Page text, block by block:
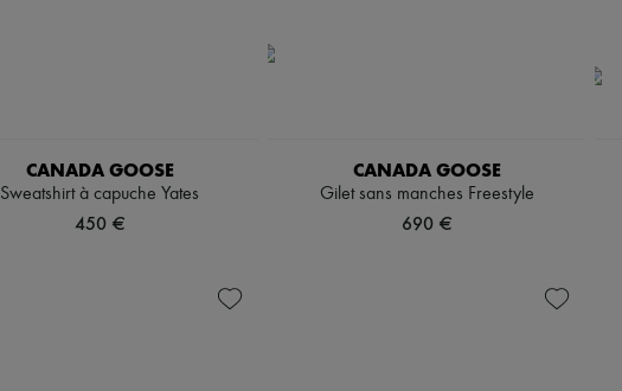
CANADA GOOSE
Sweatshirt à capuche Yates
450 €
CANADA GOOSE
Gilet sans manches Freestyle
690 €